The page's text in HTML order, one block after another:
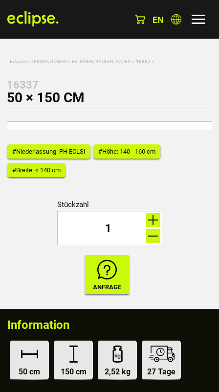
EN
Eclipse » DEKORATIONEN » ELLIPSEN, SÄULEN, GATES » 16337 -
16337
50 × 150 CM
#Niederlassung: PH ECLSI #Höhe: 140 - 160 cm
#Breite: < 140 cm
Stückzahl
Information
50 cm 150 cm 2,52 kg 27 Tage